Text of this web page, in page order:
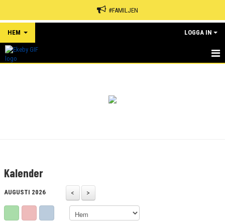
#FAMILJEN
HEM LOGGA IN
SPONSORER
Kalender
AUGUSTI 2026